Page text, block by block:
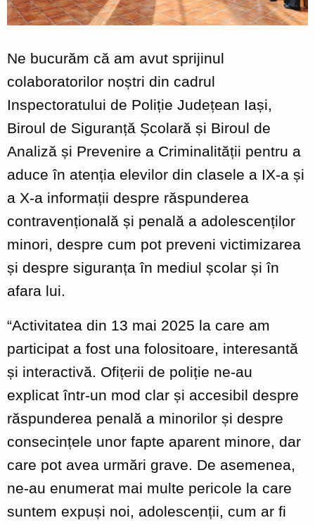
Ne bucurăm că am avut sprijinul
colaboratorilor noștri din cadrul
Inspectoratului de Poliție Județean Iași,
Biroul de Siguranță Școlară și Biroul de
Analiză și Prevenire a Criminalității pentru a
aduce în atenția elevilor din clasele a IX-a și
a X-a informații despre răspunderea
contravențională și penală a adolescenților
minori, despre cum pot preveni victimizarea
și despre siguranța în mediul școlar și în
afara lui.
“Activitatea din 13 mai 2025 la care am
participat a fost una folositoare, interesantă
și interactivă. Ofițerii de poliție ne-au
explicat într-un mod clar și accesibil despre
răspunderea penală a minorilor și despre
consecințele unor fapte aparent minore, dar
care pot avea urmări grave. De asemenea,
ne-au enumerat mai multe pericole la care
suntem expuși noi, adolescenții, cum ar fi